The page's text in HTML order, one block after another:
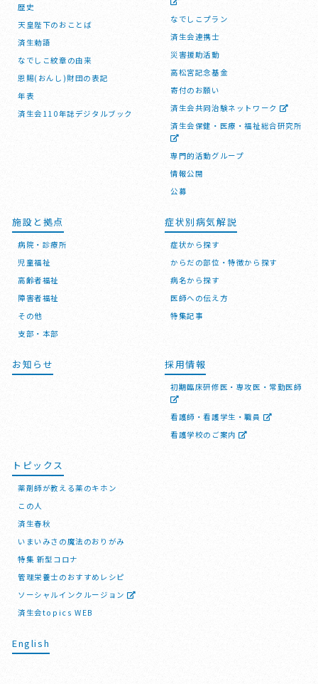
歴史
天皇陛下のおことば
済生勅語
なでしこ紋章の由来
恩賜(おんし)財団の表記
年表
済生会110年誌デジタルブック
なでしこプラン
済生会連携士
災害援助活動
高松宮記念基金
寄付のお願い
済生会共同治験ネットワーク
済生会保健・医療・福祉総合研究所
専門的活動グループ
情報公開
公募
施設と拠点
病院・診療所
児童福祉
高齢者福祉
障害者福祉
その他
支部・本部
症状別病気解説
症状から探す
からだの部位・特徴から探す
病名から探す
医師への伝え方
特集記事
お知らせ 採用情報
初期臨床研修医・専攻医・常勤医師
看護師・看護学生・職員
看護学校のご案内
トピックス
薬剤師が教える薬のキホン
この人
済生春秋
いまいみさの魔法のおりがみ
特集 新型コロナ
管理栄養士のおすすめレシピ
ソーシャルインクルージョン
済生会topics WEB
English